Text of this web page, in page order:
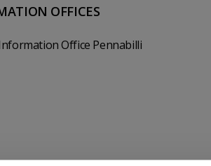
OFFICES
Office Pennabilli